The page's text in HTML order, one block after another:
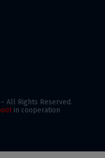
All Rights Reserved.
in cooperation